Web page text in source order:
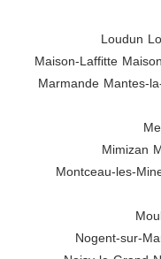
Loudun
Maison-Laffitte
Mantes-
Marmande
Mimizan
Montceau-les-
Nogent-sur-